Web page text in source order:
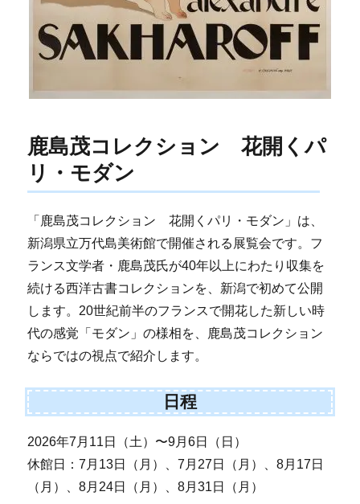
鹿島茂コレクション 花開くパ
リ・モダン
「鹿島茂コレクション 花開くパリ・モダン」は、
新潟県立万代島美術館で開催される展覧会です。フ
ランス文学者・鹿島茂氏が40年以上にわたり収集を
続ける西洋古書コレクションを、新潟で初めて公開
します。20世紀前半のフランスで開花した新しい時
代の感覚「モダン」の様相を、鹿島茂コレクション
ならではの視点で紹介します。
日程
2026年7月11日（土）〜9月6日（日）
休館日：7月13日（月）、7月27日（月）、8月17日
（月）、8月24日（月）、8月31日（月）